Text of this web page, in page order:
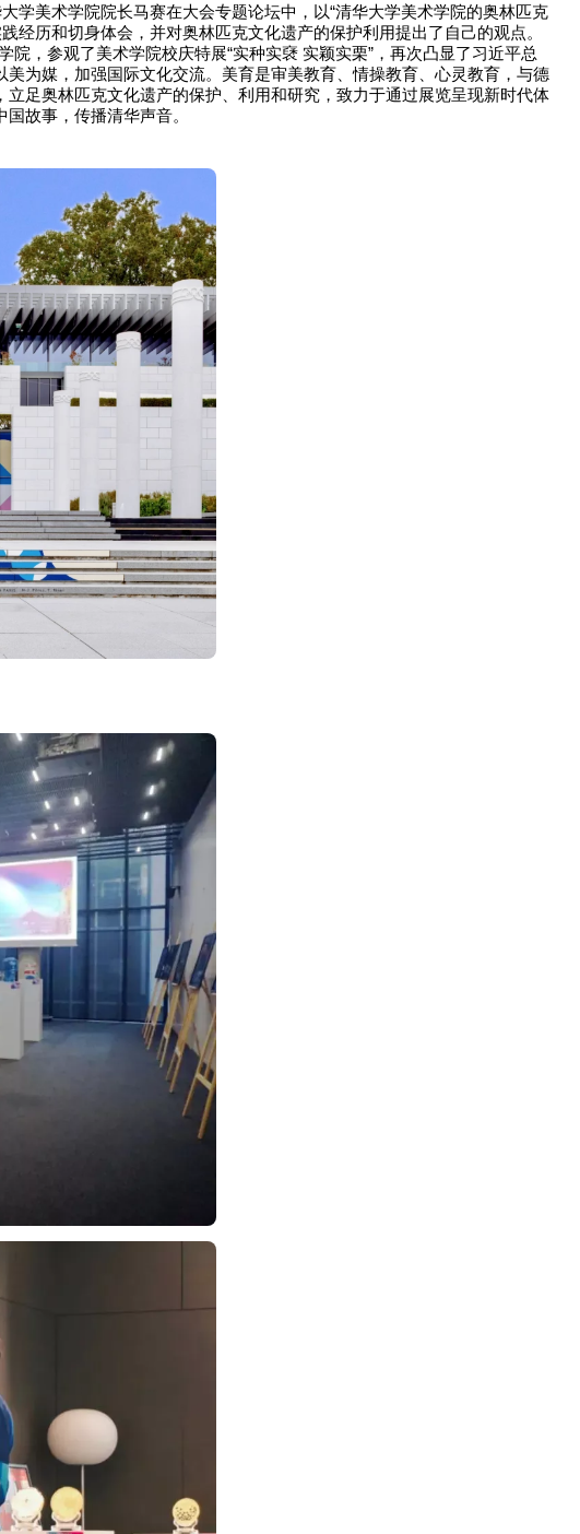
学美术学院院长马赛在大会专题论坛中，以“清华大学美术学院的奥林匹克
历和切身体会，并对奥林匹克文化遗产的保护利用提出了自己的观点。
，参观了美术学院校庆特展“实种实褎 实颖实栗”，再次凸显了习近平总
为媒，加强国际文化交流。美育是审美教育、情操教育、心灵教育，与德
足奥林匹克文化遗产的保护、利用和研究，致力于通过展览呈现新时代体
故事，传播清华声音。